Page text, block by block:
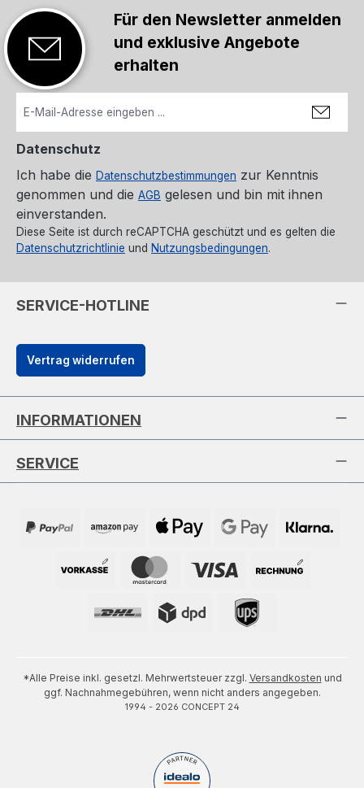
Für den Newsletter anmelden
und exklusive Angebote
erhalten
Datenschutz
Ich habe die Datenschutzbestimmungen zur Kenntnis
genommen und die AGB gelesen und bin mit ihnen
einverstanden.
Diese Seite ist durch reCAPTCHA geschützt und es gelten die
Datenschutzrichtlinie und Nutzungsbedingungen.
SERVICE-HOTLINE
Vertrag widerrufen
INFORMATIONEN
SERVICE
*Alle Preise inkl. gesetzl. Mehrwertsteuer zzgl. Versandkosten und
ggf. Nachnahmegebühren, wenn nicht anders angegeben.
1994 - 2026 CONCEPT 24